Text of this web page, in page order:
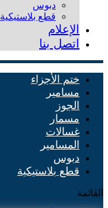
دبوس
قطع بلاستيكية
الإعلام
اتصل بنا
ختم الأجزاء
مسامير
الجوز
مسمار
غسالات
المسامير
دبوس
قطع بلاستيكية
القائمة